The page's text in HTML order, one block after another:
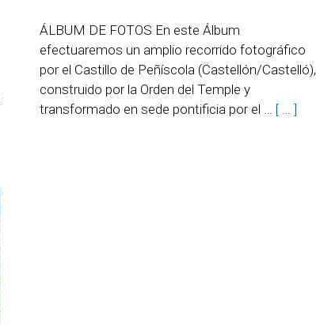
ÁLBUM DE FOTOS En este Álbum
efectuaremos un amplio recorrido fotográfico
por el Castillo de Peñíscola (Castellón/Castelló),
construido por la Orden del Temple y
transformado en sede pontificia por el … [ … ]